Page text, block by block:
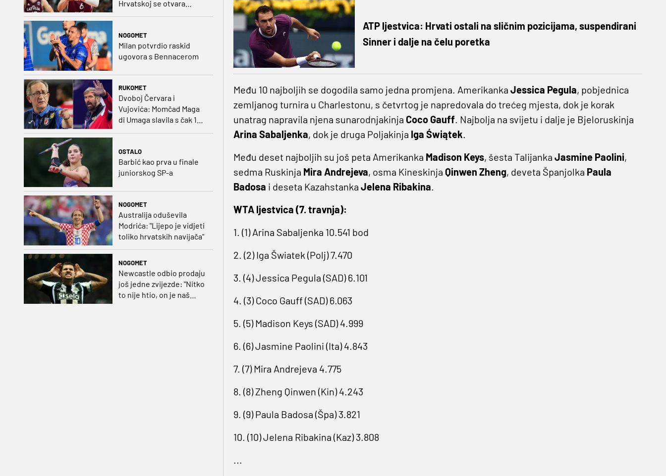
Hrvatskoj se otvara
velika prilika
NOGOMET
Milan potvrdio raskid
ugovora s Bennacerom
RUKOMET
Dvoboj Červara i
Vujovića: Momčad Maga
di Umaga slavila s čak 12
OSTALO
Barbić kao prva u finale
juniorskog SP-a
NOGOMET
Australija oduševila
Modrića: "Lijepo je vidjeti
toliko hrvatskih navijača"
NOGOMET
Newcastle odbio prodaju
još jedne zvijezde: "Nitko
to nije htio, on je naš
ATP ljestvica: Hrvati ostali na sličnim pozicijama, suspendirani
Sinner i dalje na čelu poretka
Među 10 najboljih se dogodila samo jedna promjena. Amerikanka Jessica Pegula, pobjednica
zemljanog turnira u Charlestonu, s četvrtog je napredovala do trećeg mjesta, dok je korak
unatrag napravila njena sunarodnjakinja Coco Gauff. Najbolja na svijetu i dalje je Bjeloruskinja
Arina Sabaljenka, dok je druga Poljakinja Iga Świątek.
Među deset najboljih su još peta Amerikanka Madison Keys, šesta Talijanka Jasmine Paolini,
sedma Ruskinja Mira Andrejeva, osma Kineskinja Qinwen Zheng, deveta Španjolka Paula
Badosa i deseta Kazahstanka Jelena Ribakina.
WTA ljestvica (7. travnja):
1. (1) Arina Sabaljenka 10.541 bod
2. (2) Iga Šwiatek (Polj) 7.470
3. (4) Jessica Pegula (SAD) 6.101
4. (3) Coco Gauff (SAD) 6.063
5. (5) Madison Keys (SAD) 4.999
6. (6) Jasmine Paolini (Ita) 4.843
7. (7) Mira Andrejeva 4.775
8. (8) Zheng Qinwen (Kin) 4.243
9. (9) Paula Badosa (Špa) 3.821
10. (10) Jelena Ribakina (Kaz) 3.808
...